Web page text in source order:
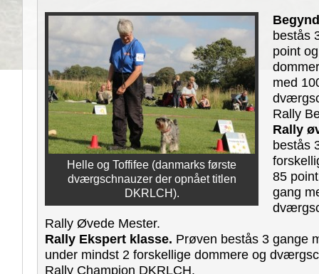
Helle og Toffifee (danmarks første
dværgschnauzer der opnået titlen
DKRLCH).
bestås
point
med
Rally
Rally
bestås
85
gang
Rally Øvede Mester.
Rally Ekspert klasse. Prøven bestås 3 gange
under mindst 2 forskellige dommere og
Rally Champion DKRLCH.